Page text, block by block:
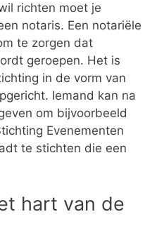
richten moet je
notaris. Een notariële
te zorgen dat
geroepen. Het is
in de vorm van
Iemand kan na
om bijvoorbeeld
Evenementen
te stichten die een
hart van de